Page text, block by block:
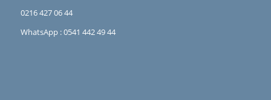
0216 427 06 44
WhatsApp : 0541 442 49 44